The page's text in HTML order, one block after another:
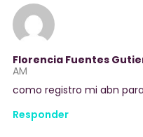
Florencia Fuentes
AM
como registro mi abn
Responder